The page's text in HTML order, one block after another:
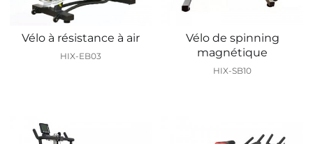
Vélo à résistance à air
HIX-EB03
Vélo de spinning
magnétique
HIX-SB10